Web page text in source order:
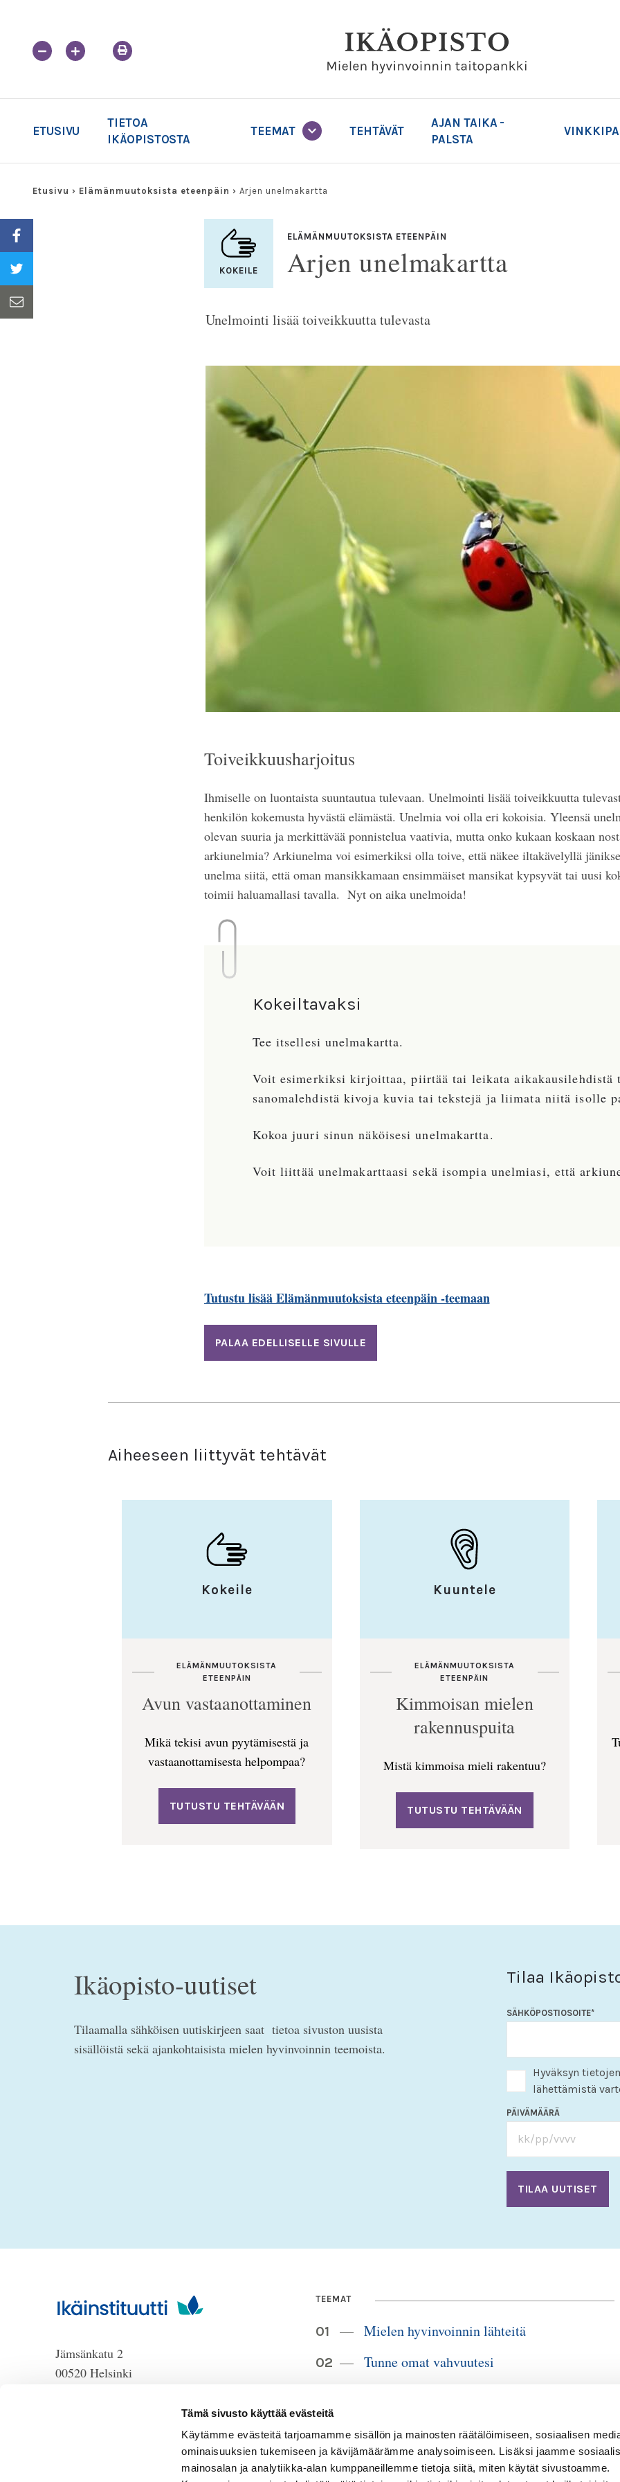
Tämä sivusto käyttää evästeitä
Käytämme evästeitä tarjoamamme sisällön ja mainosten räätälöimiseen, sosiaalisen
ominaisuuksien tukemiseen ja kävijämäärämme analysoimiseen. Lisäksi jaamme
mainosalan ja analytiikka-alan kumppaneillemme tietoja siitä, miten käytät sivustoamme.
ETUSIVU
TIETOA
IKÄOPISTOSTA
TEEMAT TEHTÄVÄT
AJAN TAIKA -
PALSTA
Etusivu › Elämänmuutoksista eteenpäin › Arjen unelmakartta
KOKEILE
ELÄMÄNMUUTOKSISTA ETEENPÄIN
Arjen unelmakartta
Unelmointi lisää toiveikkuutta tulevasta
Toiveikkuusharjoitus
Ihmiselle on luontaista suuntautua tulevaan. Unelmointi lisää toiveikkuutta
henkilön kokemusta hyvästä elämästä. Unelmia voi olla eri kokoisia. Yleensä
olevan suuria ja merkittävää ponnistelua vaativia, mutta onko kukaan koskaan
arkiunelmia? Arkiunelma voi esimerkiksi olla toive, että näkee iltakävelyllä
unelma siitä, että oman mansikkamaan ensimmäiset mansikat kypsyvät tai uusi
toimii haluamallasi tavalla. Nyt on aika unelmoida!
Kokeiltavaksi
Tee itsellesi unelmakartta.
Voit esimerkiksi kirjoittaa, piirtää tai leikata aikakausilehdistä
sanomalehdistä kivoja kuvia tai tekstejä ja liimata niitä isolle
Kokoa juuri sinun näköisesi unelmakartta.
Voit liittää unelmakarttaasi sekä isompia unelmiasi, että
Tutustu lisää Elämänmuutoksista eteenpäin -teemaan
PALAA EDELLISELLE SIVULLE
Aiheeseen liittyvät tehtävät
Kokeile
ELÄMÄNMUUTOKSISTA
ETEENPÄIN
Avun vastaanottaminen
Mikä tekisi avun pyytämisestä ja
vastaanottamisesta helpompaa?
TUTUSTU TEHTÄVÄÄN
Kuuntele
ELÄMÄNMUUTOKSISTA
ETEENPÄIN
Kimmoisan mielen
rakennuspuita
Mistä kimmoisa mieli rakentuu?
TUTUSTU TEHTÄVÄÄN
Ikäopisto-uutiset
Tilaamalla sähköisen uutiskirjeen saat tietoa sivuston uusista
sisällöistä sekä ajankohtaisista mielen hyvinvoinnin teemoista.
Tilaa
SÄHKÖPOSTIOSOITE*
Hyväksyn
lähettämistä
PÄIVÄMÄÄRÄ
Jämsänkatu 2
00520 Helsinki
käyttö loppuu 30.6.2026, sen
jälkeen numero on 040 350
TEEMAT
Mielen hyvinvoinnin lähteitä
Tunne omat vahvuutesi
Elämäntaidot ja elämänkokemus